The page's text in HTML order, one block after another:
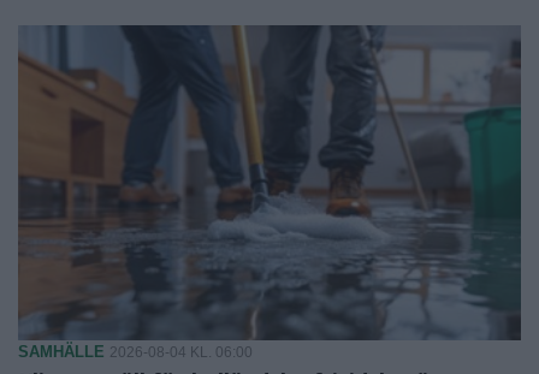
SAMHÄLLE 2026-08-04 KL. 06:00